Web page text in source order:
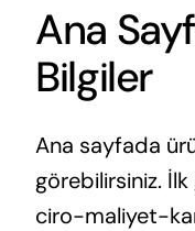
Ana
Bilgiler
Ana sayfada
görebilirsiniz.
ciro-maliyet-